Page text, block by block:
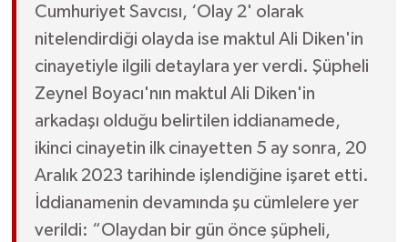
Cumhuriyet Savcısı, ‘Olay 2' olarak
nitelendirdiği olayda ise maktul Ali Diken'in
cinayetiyle ilgili detaylara yer verdi. Şüpheli
Zeynel Boyacı'nın maktul Ali Diken'in
arkadaşı olduğu belirtilen iddianamede,
ikinci cinayetin ilk cinayetten 5 ay sonra, 20
Aralık 2023 tarihinde işlendiğine işaret etti.
İddianamenin devamında şu cümlelere yer
verildi: “Olaydan bir gün önce şüpheli,